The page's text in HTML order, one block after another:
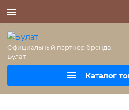
Официальный партнер бренда
Булат
Каталог